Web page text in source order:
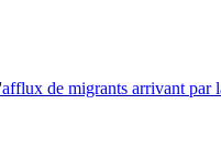
de migrants arrivant par